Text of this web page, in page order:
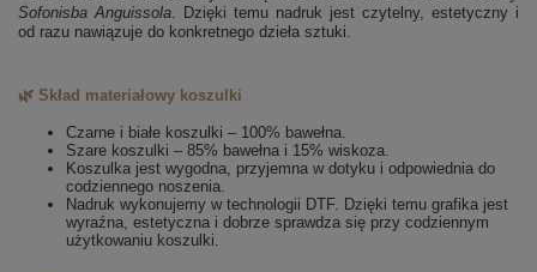
Sofonisba Anguissola. Dzięki temu nadruk jest czytelny, estetyczny i
od razu nawiązuje do konkretnego dzieła sztuki.
🌿 Skład materiałowy koszulki
Czarne i białe koszulki – 100% bawełna.
Szare koszulki – 85% bawełna i 15% wiskoza.
Koszulka jest wygodna, przyjemna w dotyku i odpowiednia do
codziennego noszenia.
Nadruk wykonujemy w technologii DTF. Dzięki temu grafika jest
wyraźna, estetyczna i dobrze sprawdza się przy codziennym
użytkowaniu koszulki.